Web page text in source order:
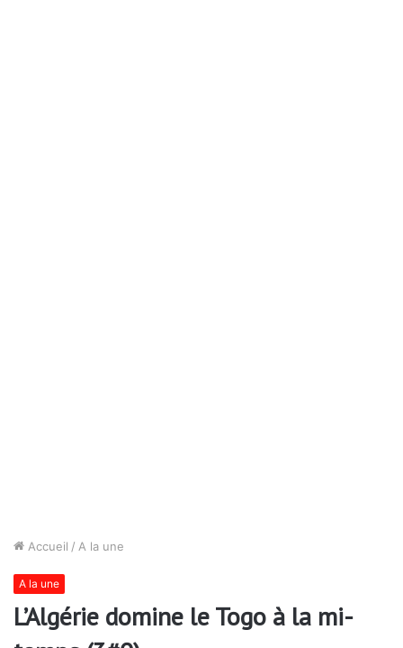
Accueil / A la une
A la une
L’Algérie domine le Togo à la mi-